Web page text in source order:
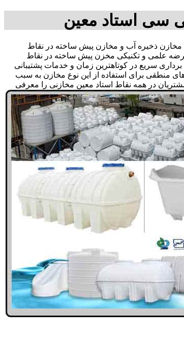
سی استاد معین
ذخیره آب و مخازن پیش ساخته در نقاط
علمی و تکنیکی مخزن پیش ساخته در نقاط
سریع در کوتاهترین زمان و خدمات پشتیبانی
منطقی برای استفاده از این نوع مخازن به سبب
در همه نقاط استاد معین مخازنی را معرفی